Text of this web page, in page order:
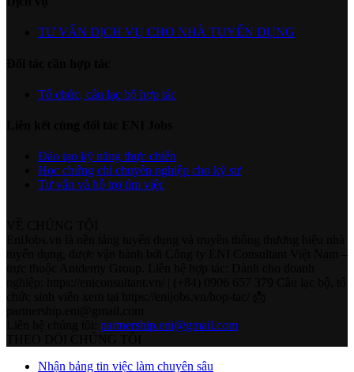
TƯ VẤN DỊCH VỤ CHO NHÀ TUYỂN DỤNG
Tổ chức, câu lạc bộ hợp tác
Đào tạo kỹ năng thực chiến
Học chứng chỉ chuyên nghiệp cho kỹ sư
Tư vấn và hỗ trợ tìm việc
partnership.eni@gmail.com
Nhận bảng tin việc làm chuyên sâu